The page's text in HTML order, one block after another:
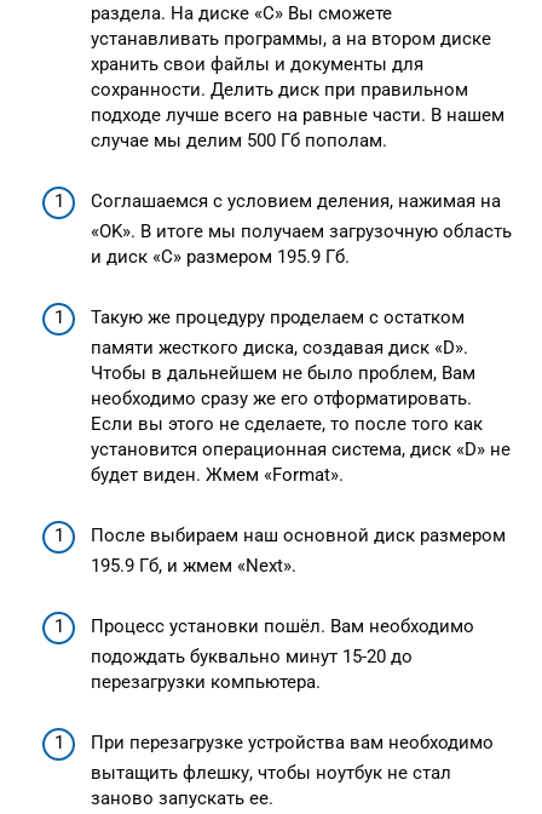
раздела. На диске «C» Вы сможете
устанавливать программы, а на втором диске
хранить свои файлы и документы для
сохранности. Делить диск при правильном
подходе лучше всего на равные части. В нашем
случае мы делим 500 Гб пополам.
Соглашаемся с условием деления, нажимая на
«OK». В итоге мы получаем загрузочную область
и диск «C» размером 195.9 Гб.
Такую же процедуру проделаем с остатком
памяти жесткого диска, создавая диск «D».
Чтобы в дальнейшем не было проблем, Вам
необходимо сразу же его отформатировать.
Если вы этого не сделаете, то после того как
установится операционная система, диск «D» не
будет виден. Жмем «Format».
После выбираем наш основной диск размером
195.9 Гб, и жмем «Next».
Процесс установки пошёл. Вам необходимо
подождать буквально минут 15-20 до
перезагрузки компьютера.
При перезагрузке устройства вам необходимо
вытащить флешку, чтобы ноутбук не стал
заново запускать ее.